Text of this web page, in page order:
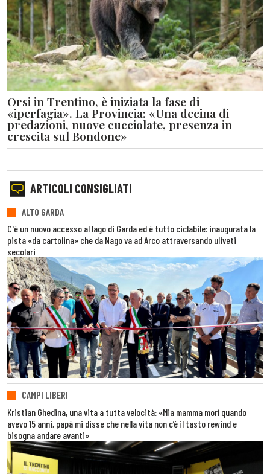
Orsi in Trentino, è iniziata la fase di
«iperfagia». La Provincia: «Una decina di
predazioni, nuove cucciolate, presenza in
crescita sul Bondone»
ARTICOLI CONSIGLIATI
ALTO GARDA
C'è un nuovo accesso al lago di Garda ed è tutto ciclabile: inaugurata la
pista «da cartolina» che da Nago va ad Arco attraversando uliveti
secolari
CAMPI LIBERI
Kristian Ghedina, una vita a tutta velocità: «Mia mamma morì quando
avevo 15 anni, papà mi disse che nella vita non c’è il tasto rewind e
bisogna andare avanti»